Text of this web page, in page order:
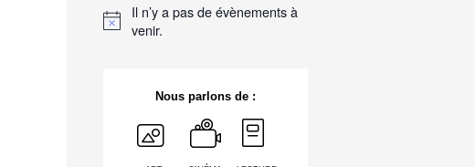
Il n’y a pas de évènements à
venir.
Nous parlons de :